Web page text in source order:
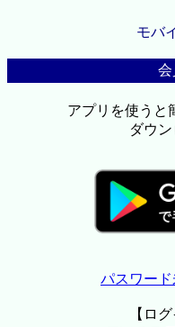
モバ
会
アプリを使うと
ダウ
パスワー
【ロ